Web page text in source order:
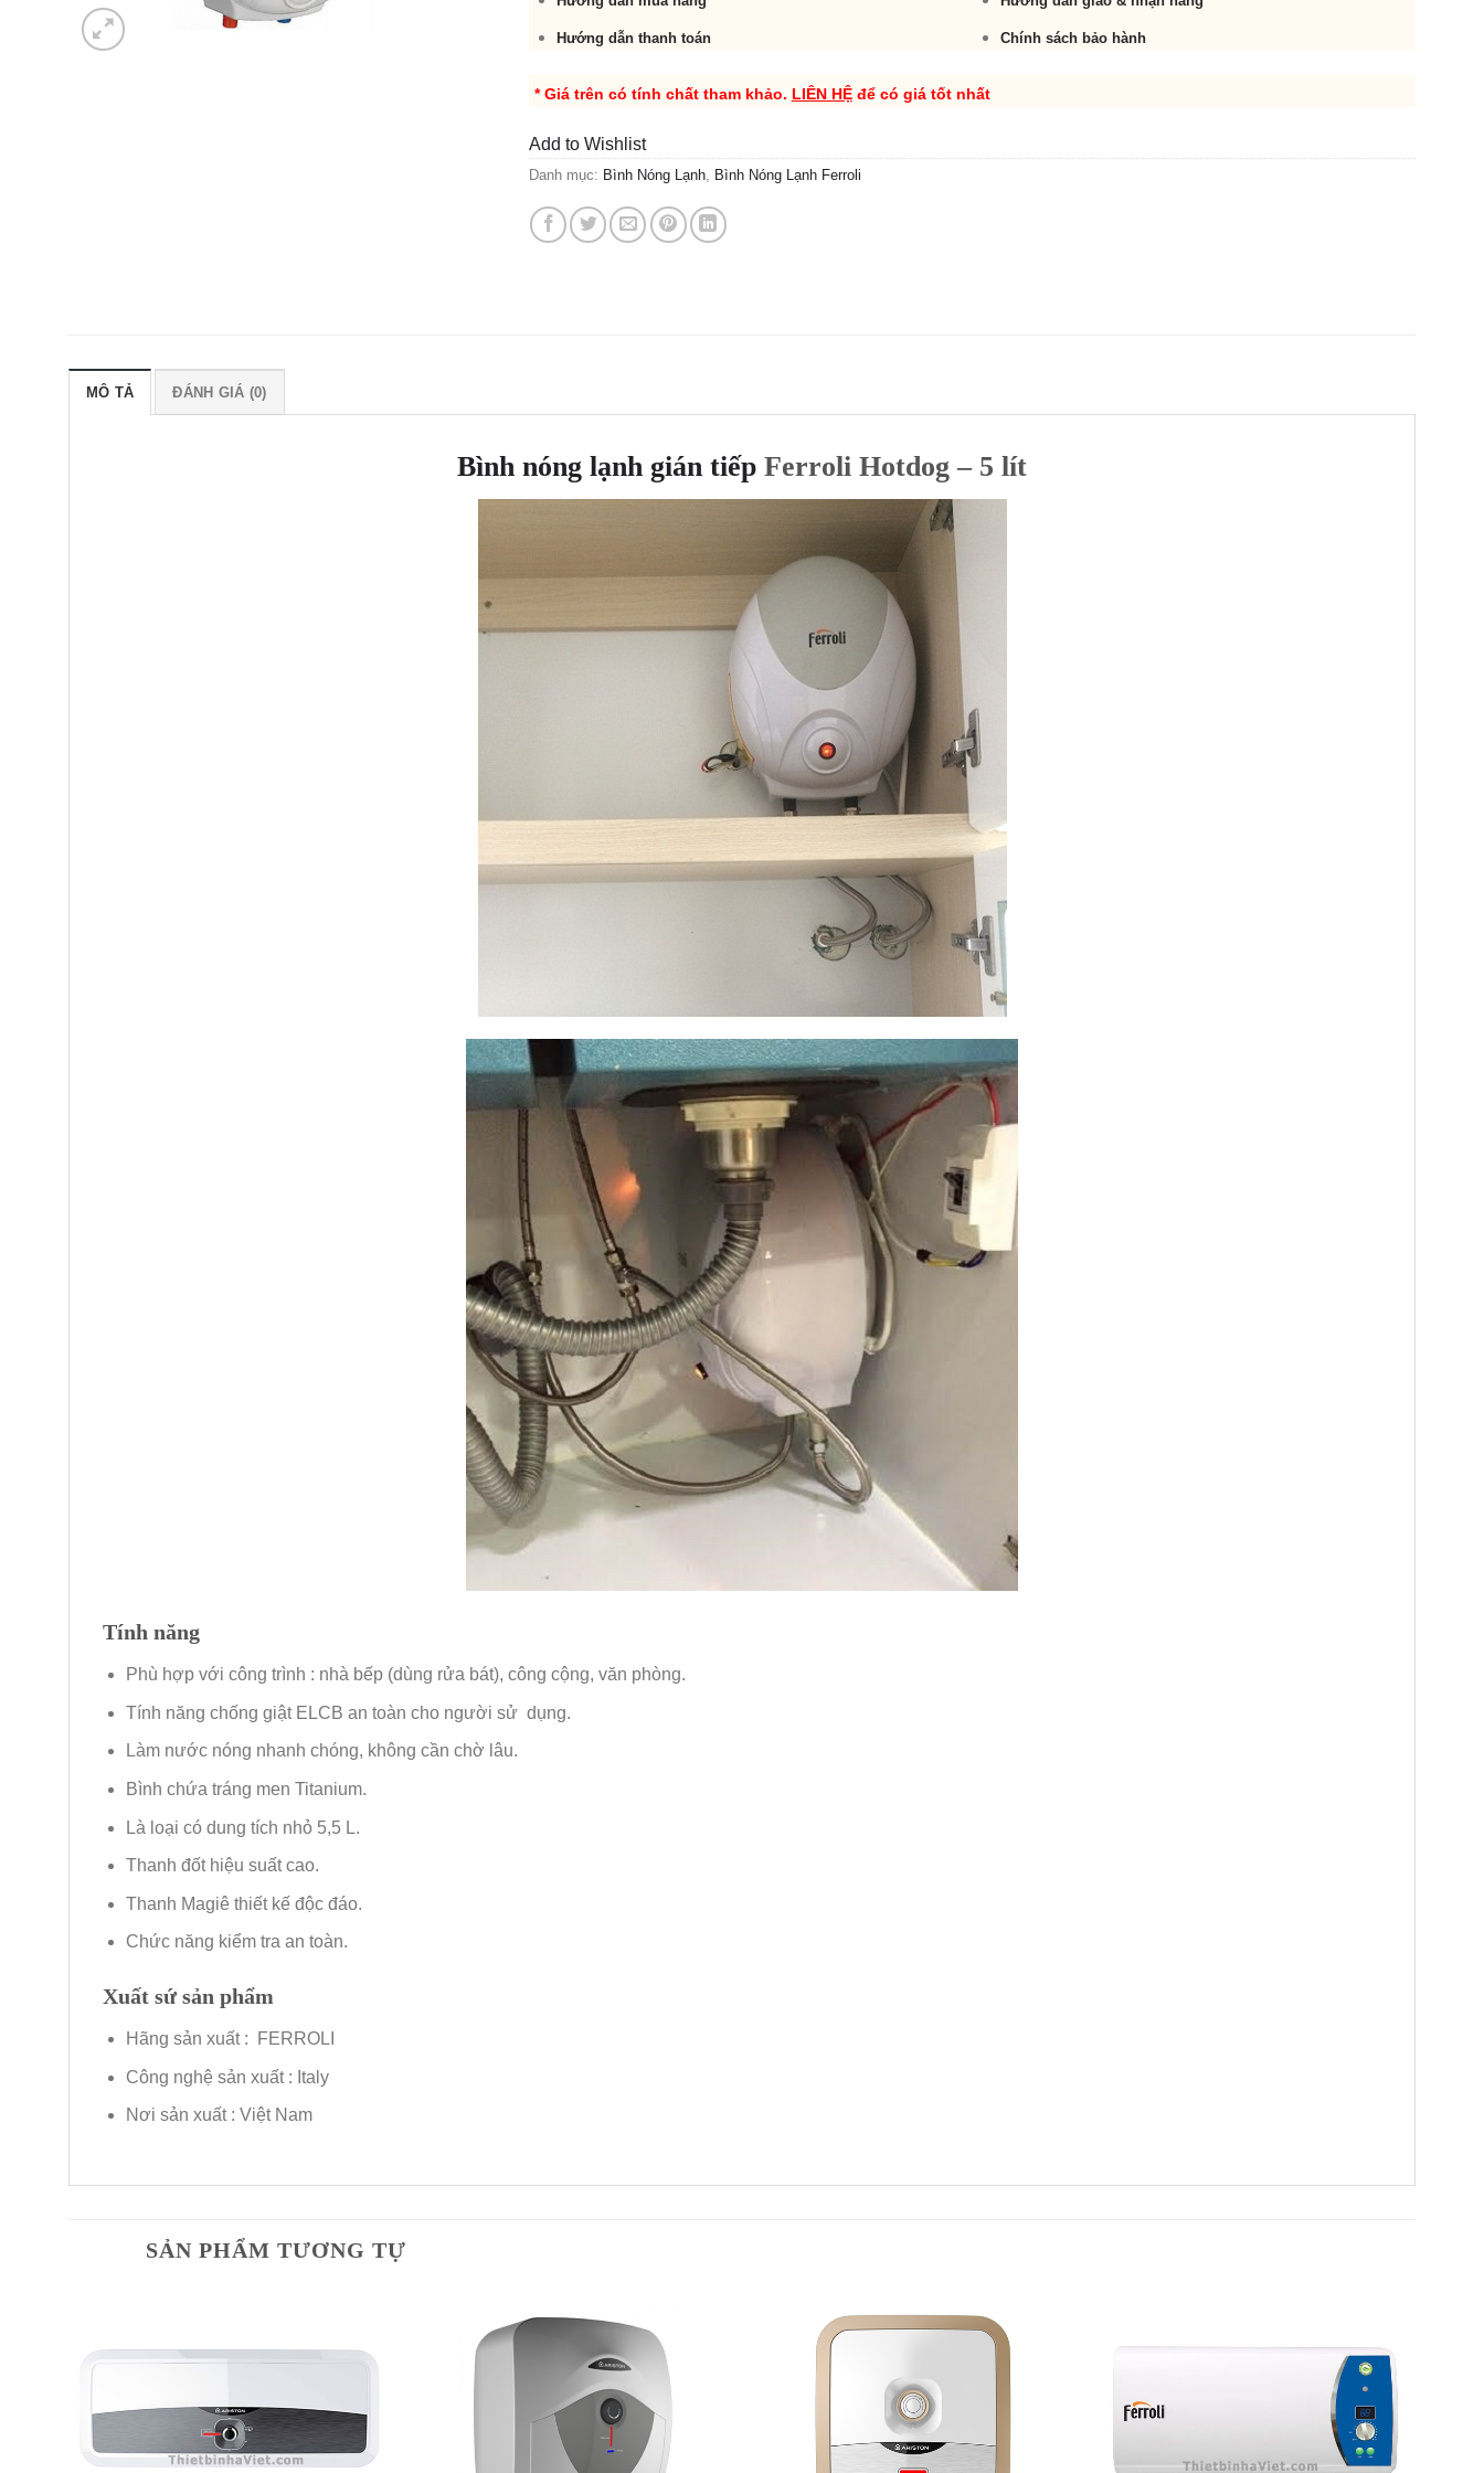
Hướng dẫn thanh toán Chính sách bảo hành
* Giá trên có tính chất tham khảo. LIÊN HỆđể có giá tốt nhất
Add to Wishlist
Danh mục: Bình Nóng Lạnh, Bình Nóng Lạnh Ferroli
MÔ TẢ ĐÁNH GIÁ (0)
Bình nóng lạnh gián tiếp Ferroli Hotdog – 5 lít
Tính năng
Phù hợp với công trình : nhà bếp (dùng rửa bát), công cộng, văn phòng.
Tính năng chống giật ELCB an toàn cho người sử dụng.
Làm nước nóng nhanh chóng, không cần chờ lâu.
Bình chứa tráng men Titanium.
Là loại có dung tích nhỏ 5,5 L.
Thanh đốt hiệu suất cao.
Thanh Magiê thiết kế độc đáo.
Chức năng kiểm tra an toàn.
Xuất sứ sản phẩm
Hãng sản xuất : FERROLI
Công nghệ sản xuất : Italy
Nơi sản xuất : Việt Nam
SẢN PHẨM TƯƠNG TỰ
Add to
Wishlist
Add to
Wishlist